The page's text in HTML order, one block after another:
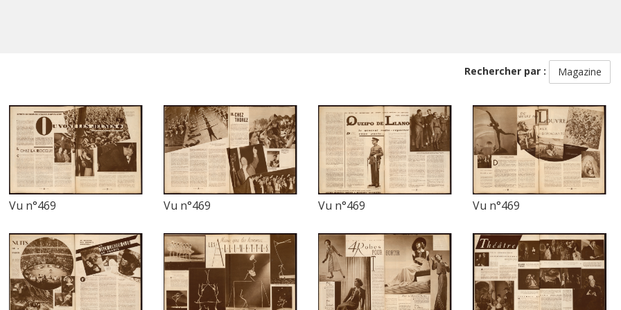
Rechercher par : Magazine
Vu n°469 Vu n°469 Vu n°469 Vu n°469